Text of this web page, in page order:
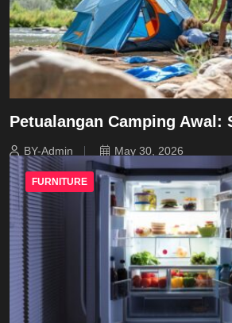
Petualangan Camping Awal:
BY-Admin May 30, 2026
FURNITURE